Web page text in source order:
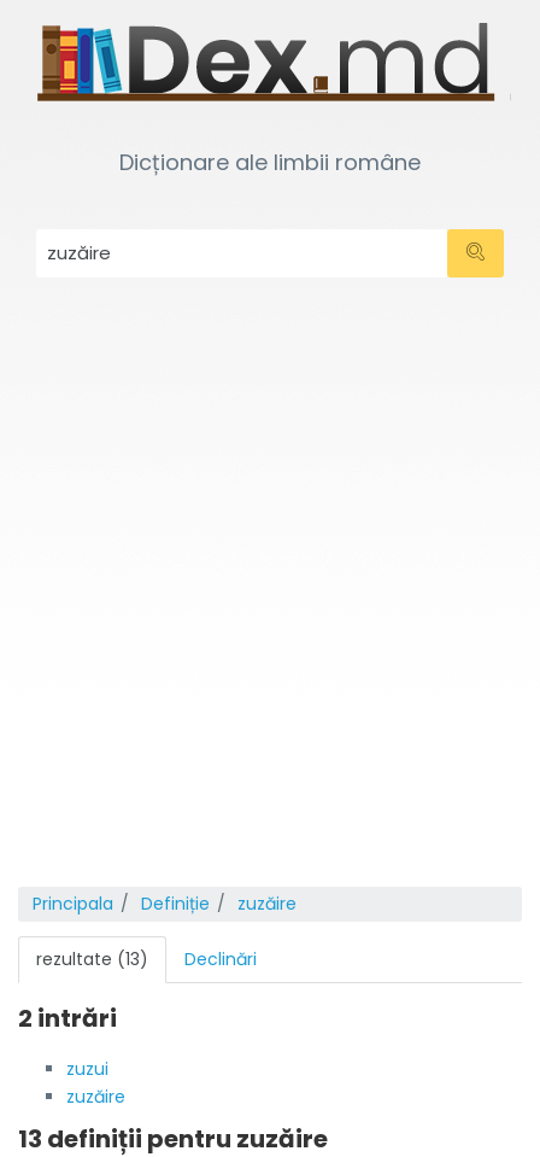
Dicționare ale limbii române
Principala Definiție zuzăire
rezultate (13) Declinări
2 intrări
zuzui
zuzăire
13 definiții pentru zuzăire